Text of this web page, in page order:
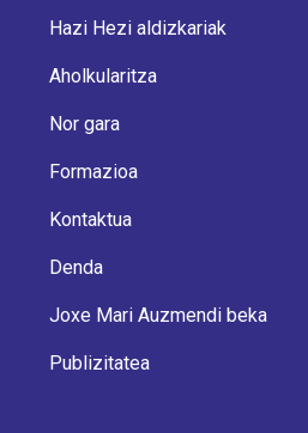
Hazi Hezi aldizkariak
Aholkularitza
Nor gara
Formazioa
Kontaktua
Denda
Joxe Mari Auzmendi beka
Publizitatea